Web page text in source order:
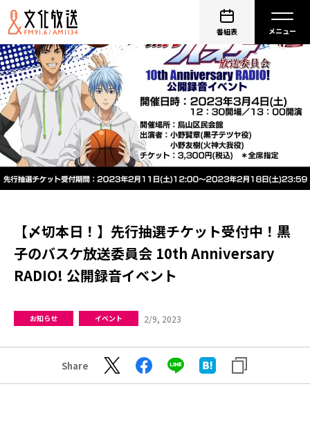
番組表
【〆切本日！】先行抽選チケット受付中！黒
子のバスケ放送委員会 10th Anniversary
RADIO! 公開録音イベント
お知らせ イベント 2/9, 2023
Share